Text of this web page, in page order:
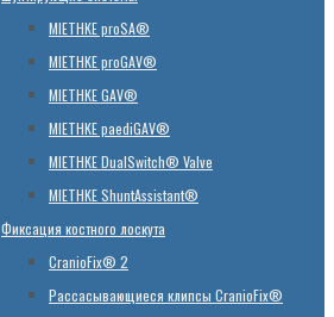
MIETHKE proSA®
MIETHKE proGAV®
MIETHKE GAV®
MIETHKE paediGAV®
MIETHKE DualSwitch® Valve
MIETHKE ShuntAssistant®
Фиксация костного лоскута
CranioFix® 2
Рассасывающиеся клипсы CranioFix®